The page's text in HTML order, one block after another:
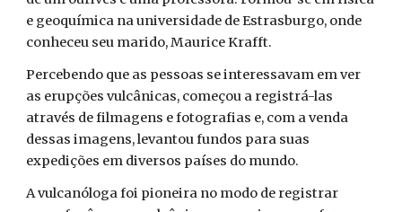
e geoquímica na universidade de Estrasburgo, onde
conheceu seu marido, Maurice Krafft.
Percebendo que as pessoas se interessavam em ver
as erupções vulcânicas, começou a registrá-las
através de filmagens e fotografias e, com a venda
dessas imagens, levantou fundos para suas
expedições em diversos países do mundo.
A vulcanóloga foi pioneira no modo de registrar